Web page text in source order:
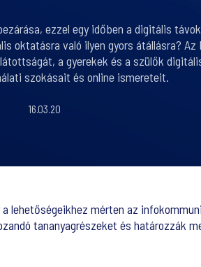
ezzel egy időben a digitális
oktatásra való ilyen gyors átállásra? Az
a gyerekek és a szülők
szokásait és online ismereteit.
16.03.20
lehetőségeikhez mérten az
tananyagrészeket és határozzák